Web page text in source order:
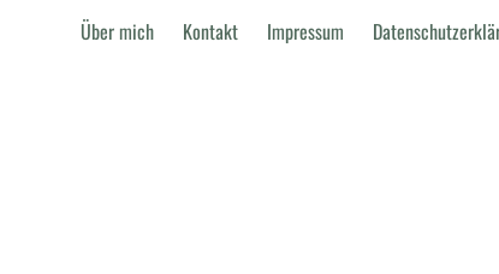
Über mich Kontakt Impressum